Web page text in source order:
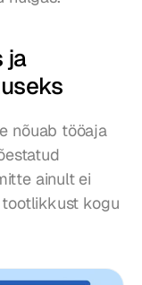
ja
nõuab tööaja
ainult ei
kogu